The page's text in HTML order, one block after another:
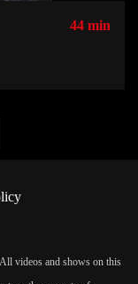
44 min
videos and shows on this